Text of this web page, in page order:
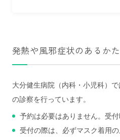
発熱や風邪症状のあるか
大分健生病院（内科・小児科）
の診察を行っています。
予約は必要はありません。受付
受付の際は、必ずマスク着用